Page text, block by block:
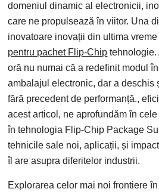
domeniul dinamic al electronicii,
care ne propulsează în viitor. Una
inovatoare inovații din ultima
pentru pachet Flip-Chip tehnologie.
oră nu numai că a redefinit modul
ambalajul electronic, dar a deschis
fără precedent de performanță.,
acest articol, ne aprofundăm în
în tehnologia Flip-Chip Package
tehnicile sale noi, aplicații, și
îl are asupra diferitelor industrii.
Explorarea celor mai noi frontiere